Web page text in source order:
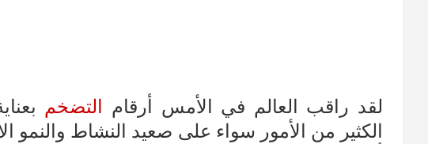
لقد راقب العالم في الأمس أرقام التضخم
الكثير من الأمور سواء على صعيد النشاط والنمو